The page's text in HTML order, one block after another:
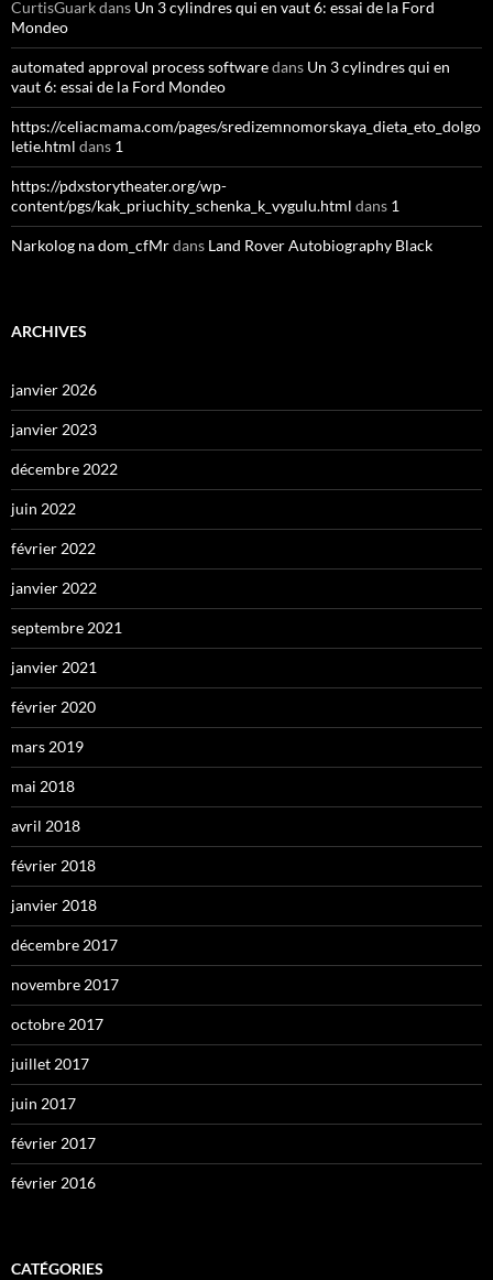
CurtisGuarkdans Un 3 cylindres qui en vaut 6: essai de la Ford
Mondeo
automated approval process softwaredans Un 3 cylindres qui en
vaut 6: essai de la Ford Mondeo
https://celiacmama.com/pages/sredizemnomorskaya_dieta_eto_dolgo
letie.html dans 1
https://pdxstorytheater.org/wp-
content/pgs/kak_priuchity_schenka_k_vygulu.html dans 1
Narkolog na dom_cfMrdans Land Rover Autobiography Black
ARCHIVES
janvier 2026
janvier 2023
décembre 2022
juin 2022
février 2022
janvier 2022
septembre 2021
janvier 2021
février 2020
mars 2019
mai 2018
avril 2018
février 2018
janvier 2018
décembre 2017
novembre 2017
octobre 2017
juillet 2017
juin 2017
février 2017
février 2016
CATÉGORIES